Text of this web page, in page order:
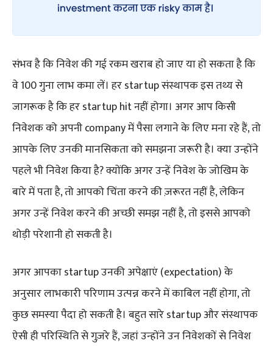
संभव है कि निवेश की गई रकम खराब हो जाए या हो सकता है कि
वे 100 गुना लाभ कमा लें। हर startup संस्थापक इस तथ्य से
जागरूक है कि हर startup hit नहीं होगा। अगर आप किसी
निवेशक को अपनी company में पैसा लगाने के लिए मना रहे हैं, तो
आपके लिए उनकी मानसिकता को समझना जरूरी है। क्या उन्होंने
पहले भी निवेश किया है? क्योंकि अगर उन्हें निवेश के जोखिम के
बारे में पता है, तो आपको चिंता करने की ज़रूरत नहीं है, लेकिन
अगर उन्हें निवेश करने की अच्छी समझ नहीं है, तो इससे आपको
थोड़ी परेशानी हो सकती है।
अगर आपका startup उनकी अपेक्षाएं (expectation) के
अनुसार लाभकारी परिणाम उत्पन्न करने में काबिल नहीं होगा, तो
कुछ समस्या पैदा हो सकती है। बहुत सारे startup और संस्थापक
ऐसी ही परिस्थिति से गुज़रे हैं, जहां उन्होंने उन निवेशकों से निवेश